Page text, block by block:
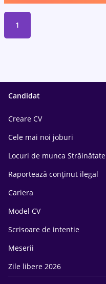
1
Candidat
Creare CV
Cele mai noi joburi
Locuri de munca Străinătate
Raportează conținut ilegal
Cariera
Model CV
Scrisoare de intentie
Meserii
Zile libere 2026